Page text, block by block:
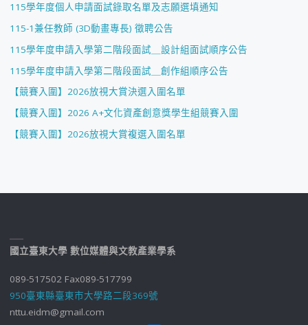
115學年度個人申請面試錄取名單及志願選填通知
115-1兼任教師 (3D動畫專長) 徵聘公告
115學年度申請入學第二階段面試＿設計組面試順序公告
115學年度申請入學第二階段面試＿創作組順序公告
【競賽入圍】2026放視大賞決選入圍名單
【競賽入圍】2026 A+文化資產創意獎學生組競賽入圍
【競賽入圍】2026放視大賞複選入圍名單
國立臺東大學 數位媒體與文教產業學系
089-517502 Fax089-517799
950臺東縣臺東市大學路二段369號
nttu.eidm@gmail.com